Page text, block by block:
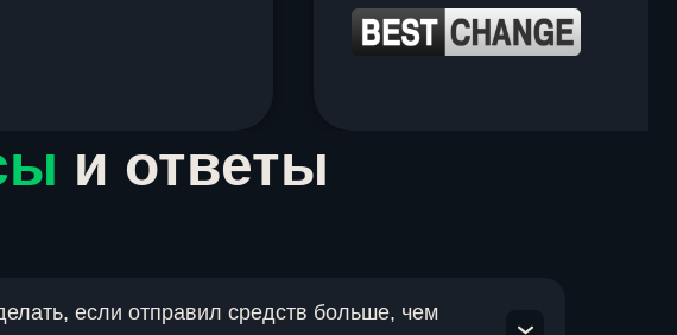
и ответы
если отправил средств больше, чем